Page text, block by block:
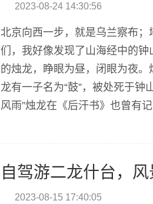
2023-08-24 14:30:56
北京向西一步，就是乌兰察布
们，我好像发现了山海经中的
的烛龙，睁眼为昼，闭眼为夜
龙有一子名为“鼓”，被处死于钟
风雨”烛龙在《后汗书》也曾有
自驾游二龙什台，
2023-08-15 17:40:05